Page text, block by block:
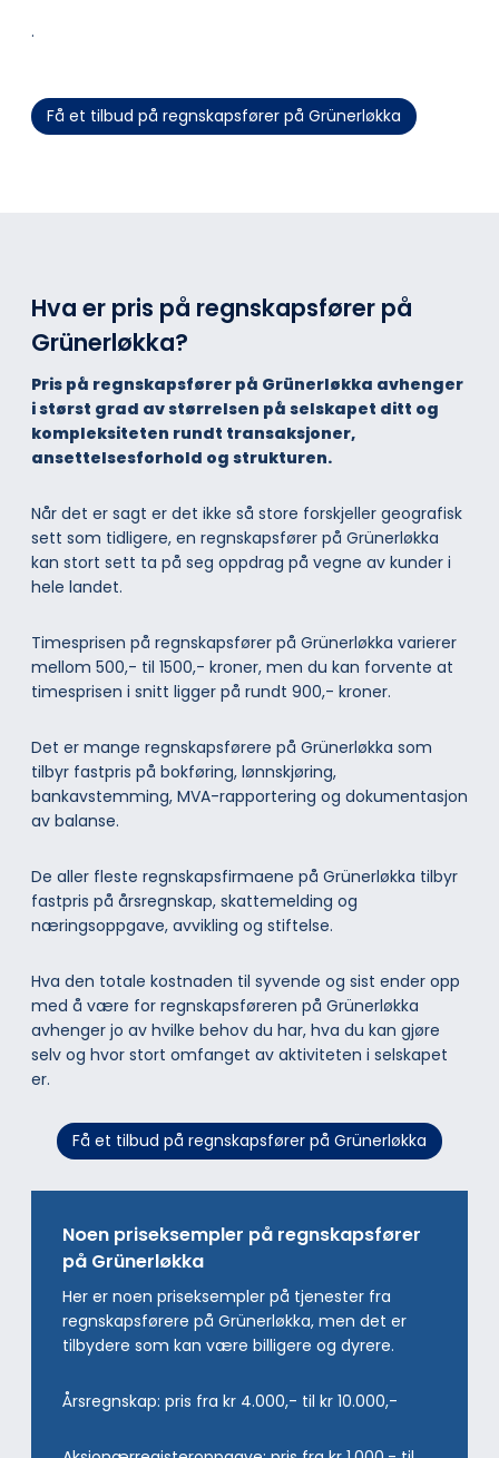
.
Få et tilbud på regnskapsfører på Grünerløkka
Hva er pris på regnskapsfører på
Grünerløkka?
Pris på regnskapsfører på Grünerløkka avhenger
i størst grad av størrelsen på selskapet ditt og
kompleksiteten rundt transaksjoner,
ansettelsesforhold og strukturen.
Når det er sagt er det ikke så store forskjeller geografisk
sett som tidligere, en regnskapsfører på Grünerløkka
kan stort sett ta på seg oppdrag på vegne av kunder i
hele landet.
Timesprisen på regnskapsfører på Grünerløkka varierer
mellom 500,- til 1500,- kroner, men du kan forvente at
timesprisen i snitt ligger på rundt 900,- kroner.
Det er mange regnskapsførere på Grünerløkka som
tilbyr fastpris på bokføring, lønnskjøring,
bankavstemming, MVA-rapportering og dokumentasjon
av balanse.
De aller fleste regnskapsfirmaene på Grünerløkka tilbyr
fastpris på årsregnskap, skattemelding og
næringsoppgave, avvikling og stiftelse.
Hva den totale kostnaden til syvende og sist ender opp
med å være for regnskapsføreren på Grünerløkka
avhenger jo av hvilke behov du har, hva du kan gjøre
selv og hvor stort omfanget av aktiviteten i selskapet
er.
Få et tilbud på regnskapsfører på Grünerløkka
Noen priseksempler på regnskapsfører
på Grünerløkka
Her er noen priseksempler på tjenester fra
regnskapsførere på Grünerløkka, men det er
tilbydere som kan være billigere og dyrere.
Årsregnskap: pris fra kr 4.000,- til kr 10.000,-